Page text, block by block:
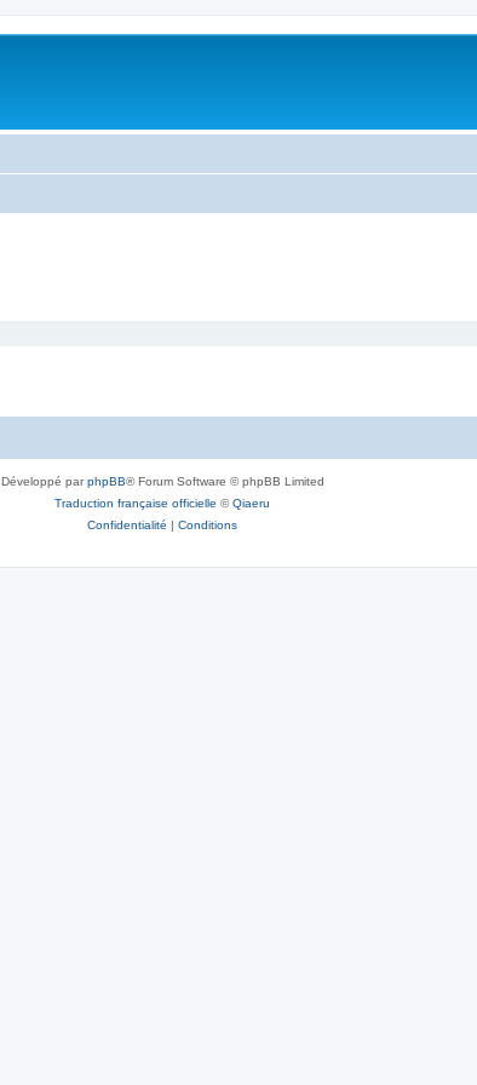
Développé parphpBB® Forum Software © phpBB Limited
Traduction française officielle ©Qiaeru
Confidentialité | Conditions